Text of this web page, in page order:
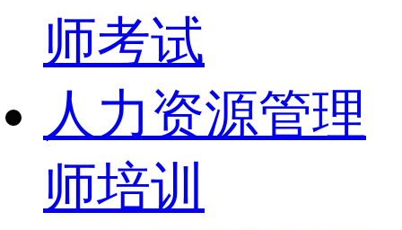
师考试
人力资源管理
师培训